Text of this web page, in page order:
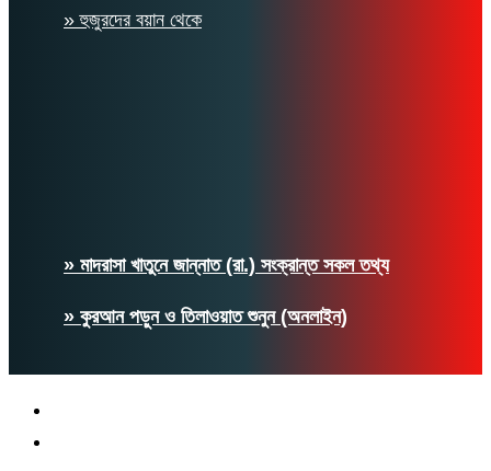
» হুজুরদের বয়ান থেকে
» মাদরাসা খাতুনে জান্নাত (রা.) সংক্রান্ত সকল তথ্য
» কুরআন পড়ুন ও তিলাওয়াত শুনুন (অনলাইন)